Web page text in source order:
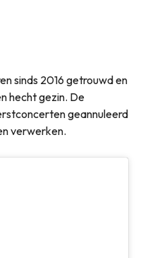
sinds 2016 getrouwd en
hecht gezin. De
geannuleerd
verwerken.